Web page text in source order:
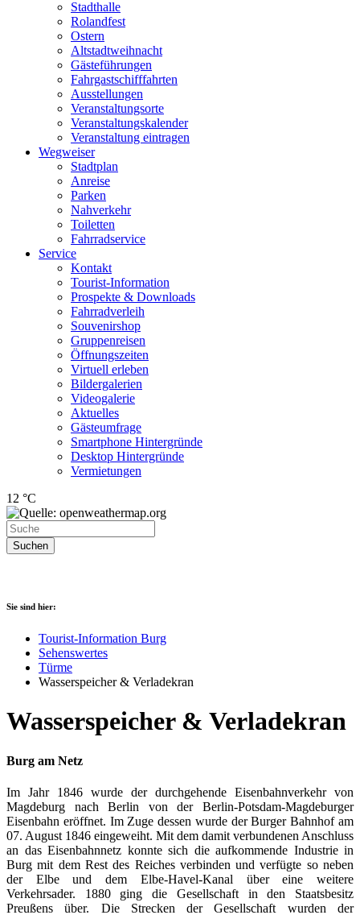
Stadthalle
Rolandfest
Ostern
Altstadtweihnacht
Gästeführungen
Fahrgastschifffahrten
Ausstellungen
Veranstaltungsorte
Veranstaltungskalender
Veranstaltung eintragen
Wegweiser
Stadtplan
Anreise
Parken
Nahverkehr
Toiletten
Fahrradservice
Service
Kontakt
Tourist-Information
Prospekte & Downloads
Fahrradverleih
Souvenirshop
Gruppenreisen
Öffnungszeiten
Virtuell erleben
Bildergalerien
Videogalerie
Aktuelles
Gästeumfrage
Smartphone Hintergründe
Desktop Hintergründe
Vermietungen
12 °C
Suchen
Sie sind hier:
Tourist-Information Burg
Sehenswertes
Türme
Wasserspeicher & Verladekran
Wasserspeicher & Verladekran
Burg am Netz
Im Jahr 1846 wurde der durchgehende Eisenbahnverkehr von
Magdeburg nach Berlin von der Berlin-Potsdam-Magdeburger
Eisenbahn eröffnet. Im Zuge dessen wurde der Burger Bahnhof am
07. August 1846 eingeweiht. Mit dem damit verbundenen Anschluss
an das Eisenbahnnetz konnte sich die aufkommende Industrie in
Burg mit dem Rest des Reiches verbinden und verfügte so neben
der Elbe und dem Elbe-Havel-Kanal über eine weitere
Verkehrsader. 1880 ging die Gesellschaft in den Staatsbesitz
Preußens über. Die Strecken der Gesellschaft wurden der